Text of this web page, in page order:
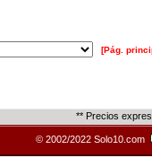
[Pág.
** Precios
© 2002/2022 Solo10.com